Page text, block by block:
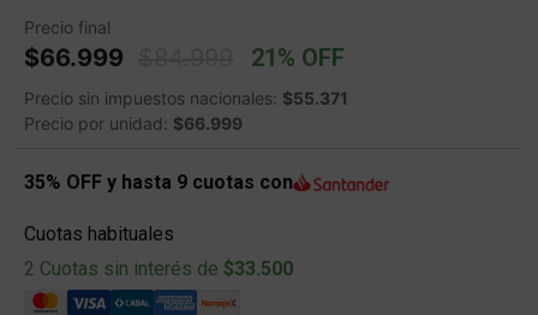
Precio final
$66.999 Price reduced from
21% OFF
Precio sin impuestos nacionales: $55.371
Precio por unidad: $66.999
35% OFF y hasta 9 cuotas con
Cuotas habituales
2 Cuotas sin interés de $33.500